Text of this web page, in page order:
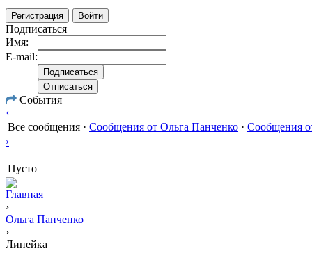
Регистрация Войти
Подписаться
Имя:
E-mail:
События
‹
Все сообщения · Сообщения от Ольга Панченко · Сообщения
›
Пусто
Главная
›
Ольга Панченко
›
Линейка